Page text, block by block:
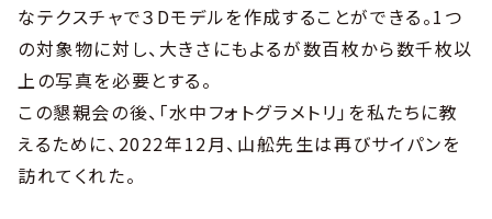
なテクスチャで３Dモデルを作成することができる。1つ
の対象物に対し、大きさにもよるが数百枚から数千枚以
上の写真を必要とする。
この懇親会の後、「水中フォトグラメトリ」を私たちに教
えるために、2022年12月、山舩先生は再びサイパンを
訪れてくれた。